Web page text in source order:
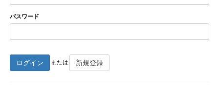
パスワード
ログイン または 新規登録